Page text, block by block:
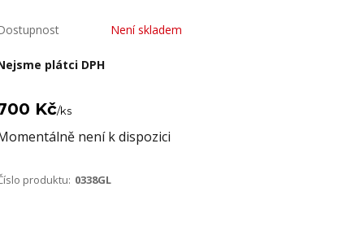
Není skladem
plátci DPH
Kč/ks
není k dispozici
produktu: 0338GL